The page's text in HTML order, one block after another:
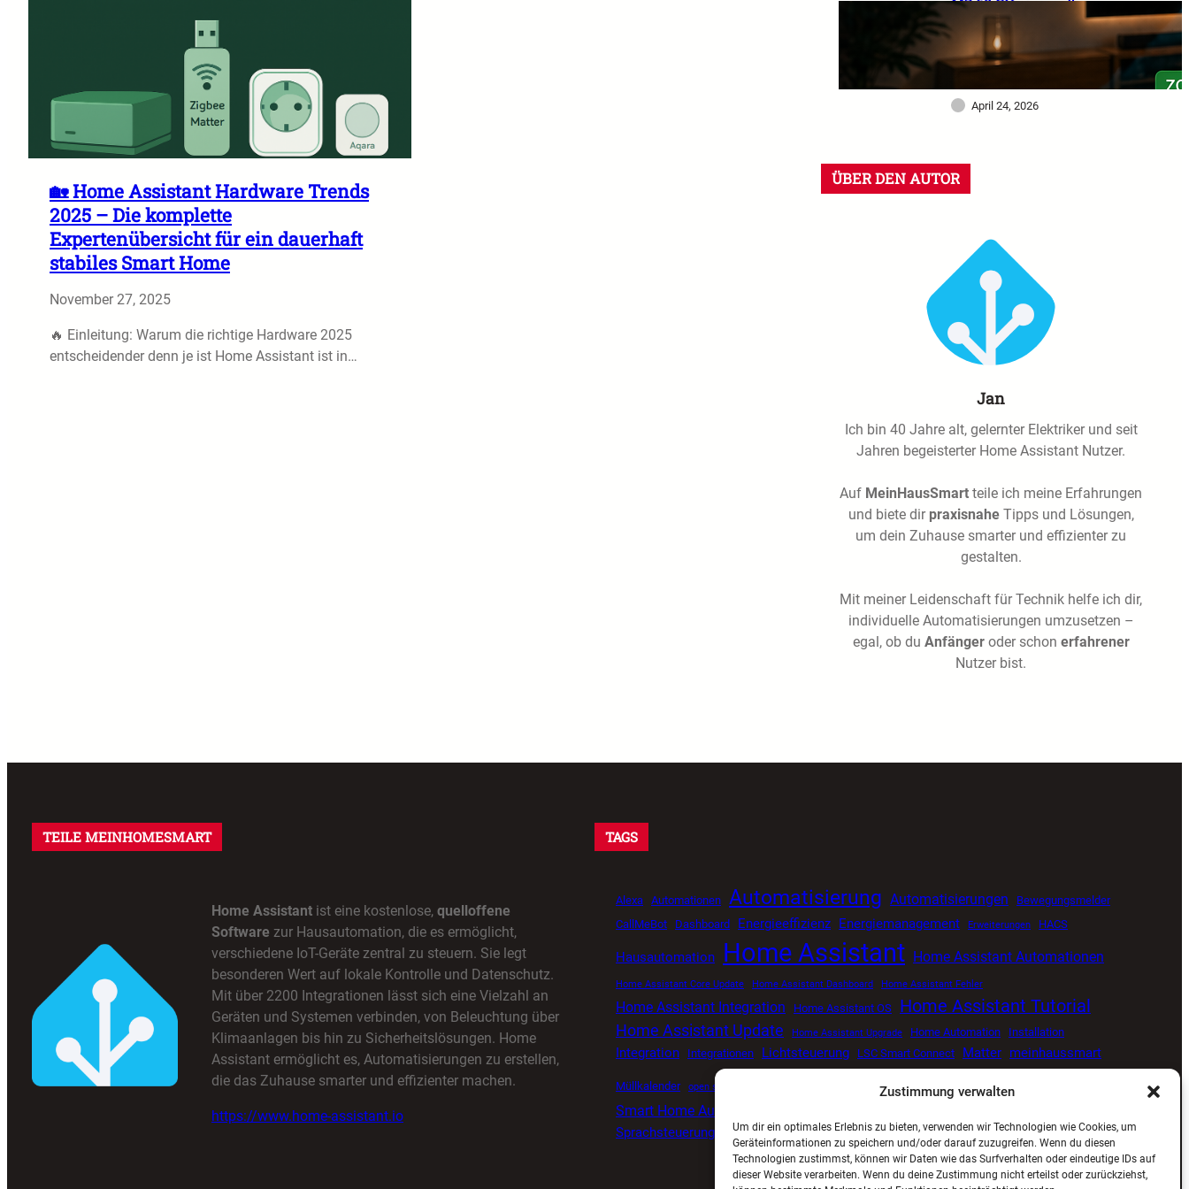
Zustimmung verwalten
Um dir ein optimales Erlebnis zu bieten, verwenden wir Technologien wie Cookies, um
Geräteinformationen zu speichern und/oder darauf zuzugreifen. Wenn du diesen
Technologien zustimmst, können wir Daten wie das Surfverhalten oder eindeutige IDs auf
dieser Website verarbeiten. Wenn du deine Zustimmung nicht erteilst oder zurückziehst,
🏡 Home Assistant Hardware Trends
2025 – Die komplette
Expertenübersicht für ein dauerhaft
stabiles Smart Home
November 27, 2025
🔥 Einleitung: Warum die richtige Hardware 2025
entscheidender denn je ist Home Assistant ist in…
MZ 60 GHz im großen
Praxistest: Warum dieser
Sensor mein Smart Home
deutlich intelligenter
April 24, 2026
ÜBER DEN AUTOR
Jan
Ich bin 40 Jahre alt, gelernter Elektriker und seit
Jahren begeisterter Home Assistant Nutzer.
Auf MeinHausSmart teile ich meine Erfahrungen
und biete dir praxisnaheTipps und Lösungen,
um dein Zuhause smarter und effizienter zu
gestalten.
Mit meiner Leidenschaft für Technik helfe ich dir,
individuelle Automatisierungen umzusetzen –
egal, ob du Anfängeroder schon erfahrener
Nutzer bist.
TEILE MEINHOMESMART
Home Assistant ist eine kostenlose, quelloffene
Software zur Hausautomation, die es ermöglicht,
verschiedene IoT-Geräte zentral zu steuern. Sie legt
besonderen Wert auf lokale Kontrolle und Datenschutz.
Mit über 2200 Integrationen lässt sich eine Vielzahl an
Geräten und Systemen verbinden, von Beleuchtung über
Klimaanlagen bis hin zu Sicherheitslösungen. Home
Assistant ermöglicht es, Automatisierungen zu erstellen,
die das Zuhause smarter und effizienter machen.
https://www.home-assistant.io
TAGS
Alexa Automationen Automatisierung Automatisierungen
Bewegungsmelder
CallMeBot
Dashboard Energieeffizienz Energiemanagement Erweiterungen HACS
Hausautomation Home Assistant Home Assistant Automationen
Home Assistant Core Update Home Assistant Dashboard Home Assistant Fehler
Home Assistant Integration Home Assistant OS Home Assistant Tutorial
Home Assistant Update Home Assistant Upgrade Home Automation Installation
Integration Integrationen Lichtsteuerung LSC Smart Connect Matter meinhaussmart
Müllkalender open source smart home Senvolon Präsenzmelder Smart Home
Smart Home Automatisierung
Sprachsteuerung
Timer Tuya ViCare Viessmann Wetterdaten Zigbee